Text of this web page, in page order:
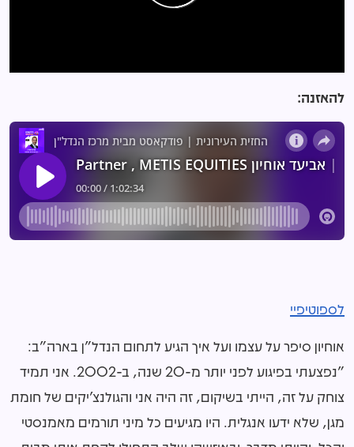
להאזנה:
לספוטיפיי
אוחיון סיפר על עצמו ועל איך הגיע לתחום הנדל"ן בארה"ב:
"נפצעתי בפיגוע לפני יותר מ-20 שנה, ב-2002. אני תמיד
צוחק על זה, הייתי בשיקום, זה היה אני והגולנצ'יקים של חומת
מגן, שלא ידעו אנגלית. היו מגיעים כל מיני תורמים מאמנסטי